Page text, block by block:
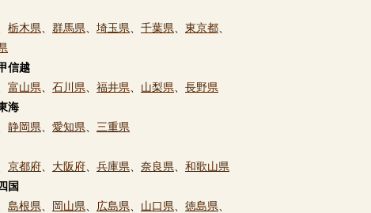
栃木県 群馬県 埼玉県 千葉県 東京都
信越
富山県 石川県 福井県 山梨県
長野県
海
静岡県 愛知県
三重県
京都府 大阪府 兵庫県 奈良県
和歌山県
国
島根県 岡山県 広島県 山口県 徳島県